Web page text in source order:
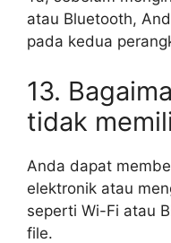
atau Bluetooth,
pada kedua
13.
tidak
Anda dapat
elektronik atau
seperti Wi-Fi atau
file.